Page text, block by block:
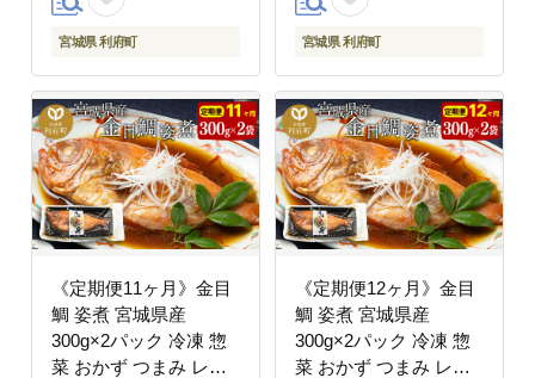
宮城県 利府町 宮城県 利府町
《定期便11ヶ月》金目
鯛 姿煮 宮城県産
300g×2パック 冷凍 惣
菜 おかず つまみ レン
《定期便12ヶ月》金目
鯛 姿煮 宮城県産
300g×2パック 冷凍 惣
菜 おかず つまみ レン